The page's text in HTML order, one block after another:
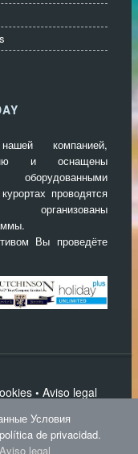
компанией,
и оснащены
проводятся
организованы
Вы проведёте
• Aviso legal
Условия
de privacidad.
Aviso legal